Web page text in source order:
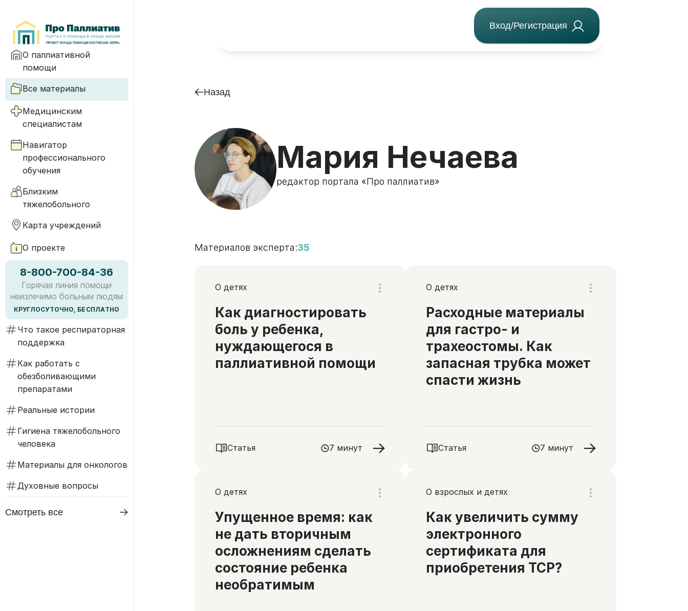
Вход/Регистрация
О паллиативной
помощи
Все материалы
Медицинским
специалистам
Навигатор
профессионального
обучения
Близким
тяжелобольного
Карта учреждений
О проекте
8-800-700-84-36
Горячая линия помощи
неизлечимо больным людям
КРУГЛОСУТОЧНО, БЕСПЛАТНО
Что такое респираторная
поддержка
Как работать с
обезболивающими
препаратами
Реальные истории
Гигиена тяжелобольного
человека
Материалы для онкологов
Духовные вопросы
Смотреть все
Назад
Мария Нечаева
редактор портала «Про паллиатив»
Материалов эксперта:35
О детях
Как диагностировать
боль у ребенка,
нуждающегося в
паллиативной помощи
Статья 7 минут
О детях
Расходные материалы
для гастро- и
трахеостомы. Как
запасная трубка может
спасти жизнь
Статья 7 минут
О детях
Упущенное время: как
не дать вторичным
осложнениям сделать
состояние ребенка
необратимым
О взрослых и детях
Как увеличить сумму
электронного
сертификата для
приобретения ТСР?